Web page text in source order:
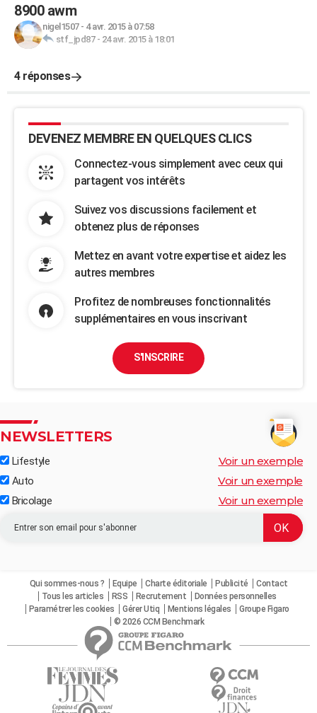
8900 awm
nigel1507- 4 avr. 2015 à 07:58
stf_jpd87- 24 avr. 2015 à 18:01
4 réponses
DEVENEZ MEMBRE EN QUELQUES CLICS
Connectez-vous simplement avec ceux qui
partagent vos intérêts
Suivez vos discussions facilement et
obtenez plus de réponses
Mettez en avant votre expertise et aidez les
autres membres
Profitez de nombreuses fonctionnalités
supplémentaires en vous inscrivant
S'INSCRIRE
NEWSLETTERS
Lifestyle Voir un exemple
Auto Voir un exemple
Bricolage Voir un exemple
Qui sommes-nous ? Equipe Charte éditoriale Publicité
Contact
Tous les articles
RSS Recrutement
Données personnelles
Paramétrer les cookies
Gérer Utiq Mentions légales
Groupe Figaro
© 2026 CCM Benchmark